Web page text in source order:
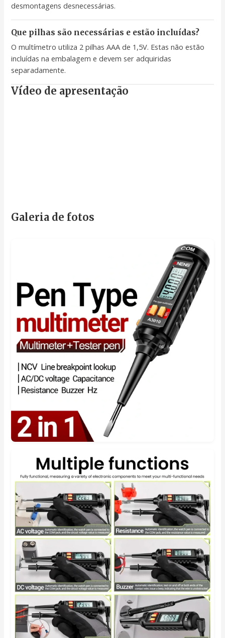
desmontagens desnecessárias.
Que pilhas são necessárias e estão incluídas?
O multímetro utiliza 2 pilhas AAA de 1,5V. Estas não estão
incluídas na embalagem e devem ser adquiridas
separadamente.
Vídeo de apresentação
Galeria de fotos